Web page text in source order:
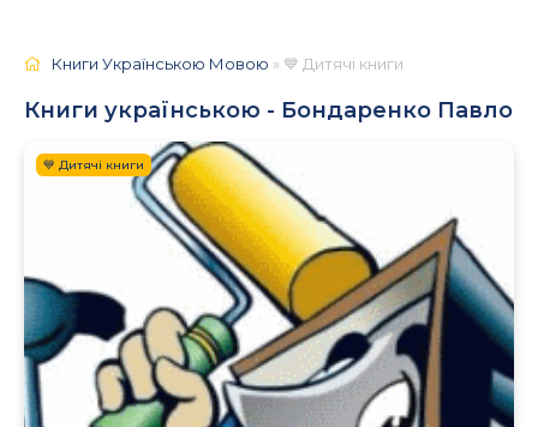
Книги Українською Мовою » 💙 Дитячі книги
Книги українською - Бондаренко Павло
💙 Дитячі книги